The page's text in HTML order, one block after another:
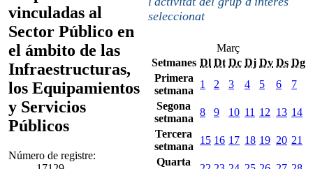
vinculadas al
Sector Público en
el ámbito de las
Infraestructuras,
los Equipamientos
y Servicios
Públicos
Número de registre:
seleccionat
Març
Setmanes Dl Dt Dc Dj Dv Ds Dg
Primera
setmana
1 2 3 4 5 6
7
Segona
setmana
8 9 10 11 12 13 14
Tercera
setmana
15 16 17 18 19 20 21
Quarta